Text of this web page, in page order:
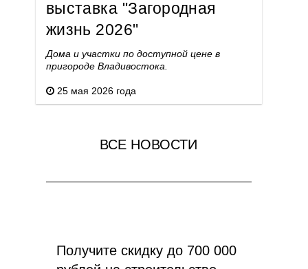
выставка "Загородная
жизнь 2026"
Дома и участки по доступной цене в
пригороде Владивостока.
25 мая 2026 года
ВСЕ НОВОСТИ
Получите скидку до 700 000